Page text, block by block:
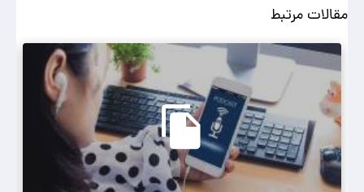
مقالات مرتبط